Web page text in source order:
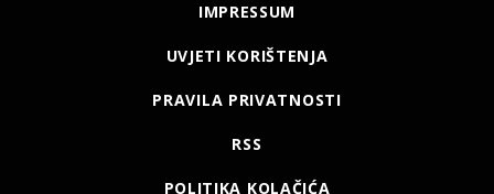
IMPRESSUM
UVJETI KORIŠTENJA
PRAVILA PRIVATNOSTI
RSS
POLITIKA KOLAČIĆA